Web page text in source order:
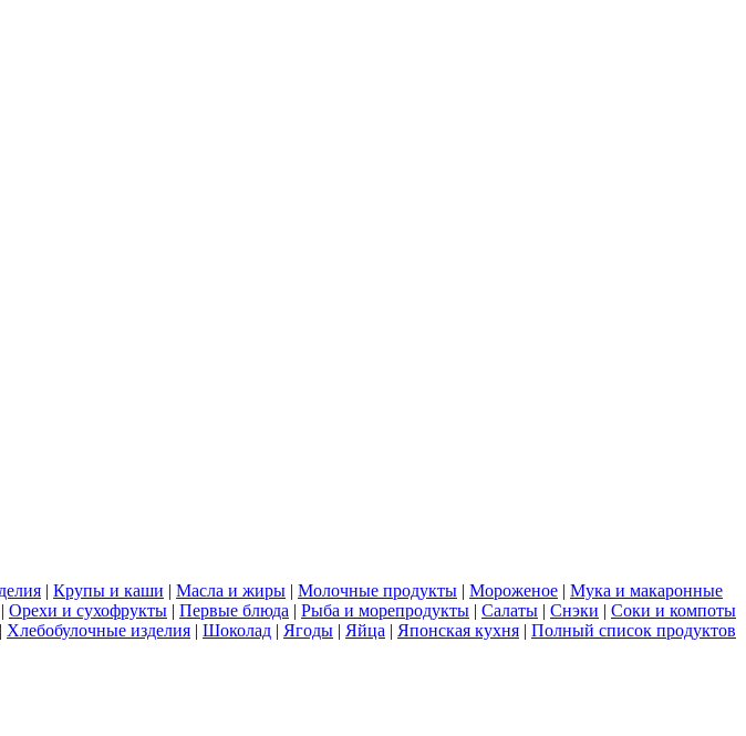
| Крупы и каши | Масла и жиры | Молочные продукты | Мороженое | Мука и макаронные
| Орехи и сухофрукты | Первые блюда | Рыба и морепродукты | Салаты | Снэки | Соки и компоты
| Хлебобулочные изделия | Шоколад | Ягоды | Яйца | Японская кухня | Полный список продуктов